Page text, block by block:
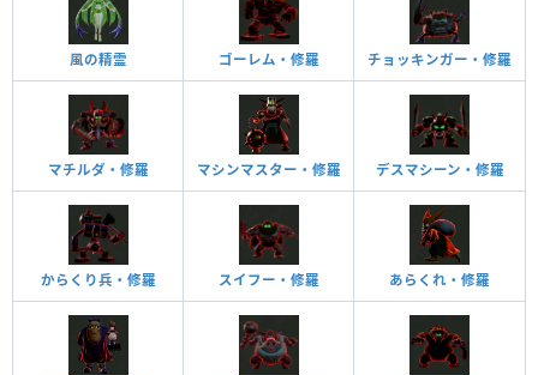
風の精霊 ゴーレム・修羅 チョッキンガー・修羅
マチルダ・修羅 マシンマスター・修羅 デスマシーン・修羅
からくり兵・修羅 スイフー・修羅 あらくれ・修羅